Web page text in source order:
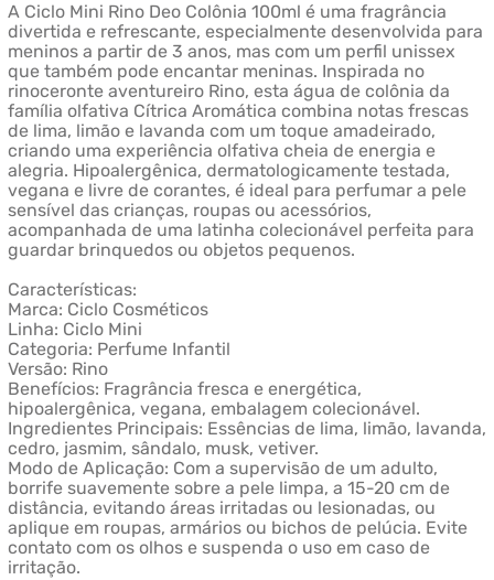
A Ciclo Mini Rino Deo Colônia 100ml é uma fragrância
divertida e refrescante, especialmente desenvolvida para
meninos a partir de 3 anos, mas com um perfil unissex
que também pode encantar meninas. Inspirada no
rinoceronte aventureiro Rino, esta água de colônia da
família olfativa Cítrica Aromática combina notas frescas
de lima, limão e lavanda com um toque amadeirado,
criando uma experiência olfativa cheia de energia e
alegria. Hipoalergênica, dermatologicamente testada,
vegana e livre de corantes, é ideal para perfumar a pele
sensível das crianças, roupas ou acessórios,
acompanhada de uma latinha colecionável perfeita para
guardar brinquedos ou objetos pequenos.
Características:
Marca: Ciclo Cosméticos
Linha: Ciclo Mini
Categoria: Perfume Infantil
Versão: Rino
Benefícios: Fragrância fresca e energética,
hipoalergênica, vegana, embalagem colecionável.
Ingredientes Principais: Essências de lima, limão, lavanda,
cedro, jasmim, sândalo, musk, vetiver.
Modo de Aplicação: Com a supervisão de um adulto,
borrife suavemente sobre a pele limpa, a 15-20 cm de
distância, evitando áreas irritadas ou lesionadas, ou
aplique em roupas, armários ou bichos de pelúcia. Evite
contato com os olhos e suspenda o uso em caso de
irritação.